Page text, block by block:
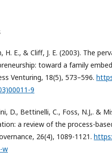
H. E., & Cliff, J. E. (2003). The
toward a family
Venturing, 18(5), 573–596.
9
D., Bettinelli, C., Foss, N.J,. &
a review of the process-
26(4), 1089-1121.
w